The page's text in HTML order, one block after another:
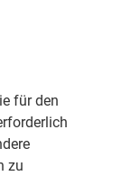
für den
zu